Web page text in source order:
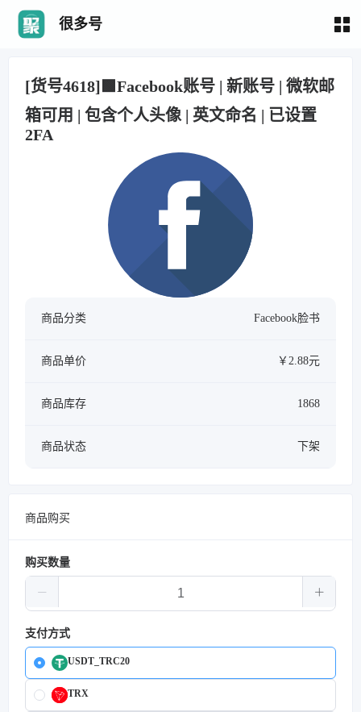
很多号
[货号4618]🟩Facebook账号 | 新账号 | 微软邮
箱可用 | 包含个人头像 | 英文命名 | 已设置
2FA
商品分类 Facebook脸书
商品单价 ￥2.88元
商品库存 1868
商品状态 下架
商品购买
购买数量
支付方式
USDT_TRC20
TRX